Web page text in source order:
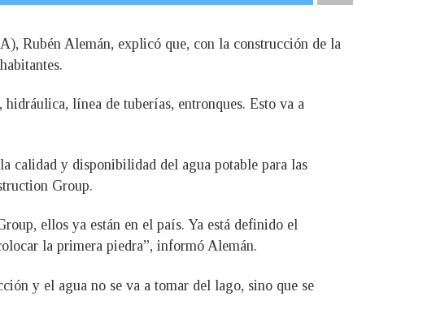
Rubén Alemán, explicó que, con la construcción de la
línea de tuberías, entronques. Esto va a
calidad y disponibilidad del agua potable para las
Group.
ellos ya están en el país. Ya está definido el
la primera piedra”, informó Alemán.
y el agua no se va a tomar del lago, sino que se